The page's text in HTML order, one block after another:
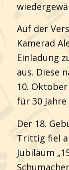
Auf der
Kamerad
Einladung
aus. Diese
10.
für 30
Der 18.
Trittig fiel
Jubiläum